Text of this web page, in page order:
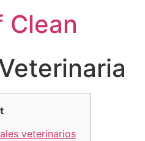
Clean
veterinarios